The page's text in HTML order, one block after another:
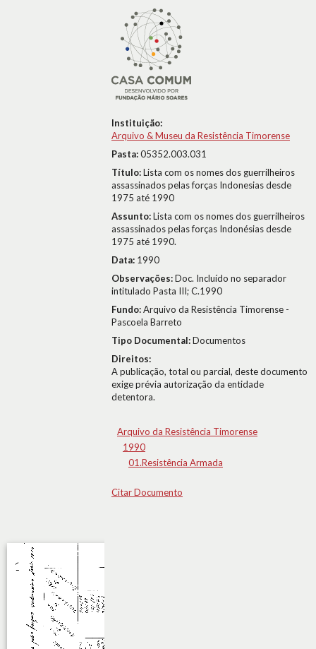
Instituição:
Arquivo & Museu da Resistência Timorense
Pasta:05352.003.031
Título:Lista com os nomes dos guerrilheiros
assassinados pelas forças Indonesias desde
1975 até 1990
Assunto:Lista com os nomes dos guerrilheiros
assassinados pelas forças Indonésias desde
1975 até 1990.
Data: 1990
Observações:Doc. Incluído no separador
intitulado Pasta III; C.1990
Fundo:Arquivo da Resistência Timorense -
Pascoela Barreto
Tipo Documental:Documentos
Direitos:
A publicação, total ou parcial, deste documento
exige prévia autorização da entidade
detentora.
Arquivo da Resistência Timorense
1990
01.Resistência Armada
Citar Documento